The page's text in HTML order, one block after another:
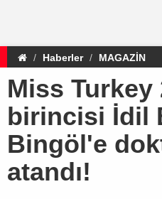
Haberler MAGAZİN
Miss Turkey
birincisi İdil
Bingöl'e
atandı!